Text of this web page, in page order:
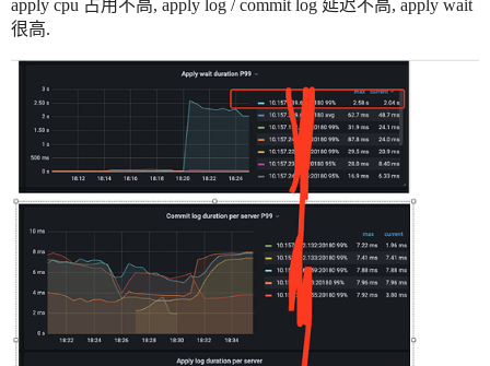
apply cpu 占用不高, apply log / commit log 延迟不高, apply wait
很高.